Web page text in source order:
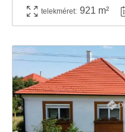
telekméret: 921 m²